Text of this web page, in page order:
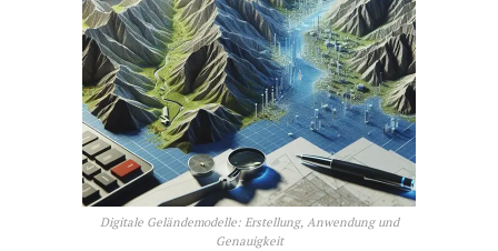
Digitale Geländemodelle: Erstellung, Anwendung und
Genauigkeit